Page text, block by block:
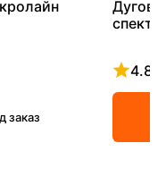
заказ
4.8